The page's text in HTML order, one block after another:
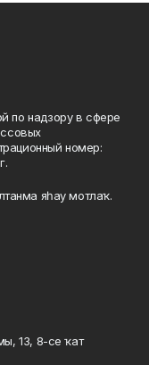
по надзору в сфере
номер:
яһау мотлаҡ.
13, 8-се ҡат